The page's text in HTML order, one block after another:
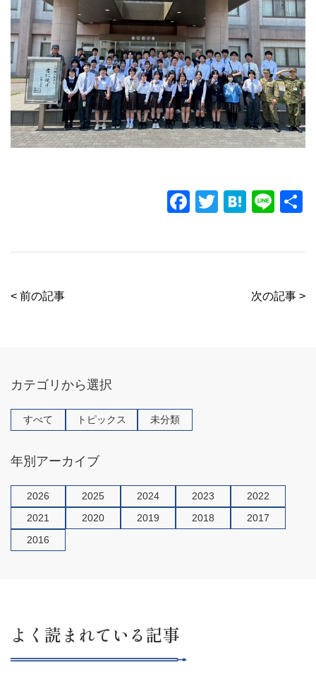
F
c
T
tt
H
e
a
Li
e
< 前の記事 次の記事 >
カテゴリから選択
すべて トピックス 未分類
年別アーカイブ
2026 2025 2024 2023
2022
2021
2020 2019 2018
2017
2016
よく読まれている記事